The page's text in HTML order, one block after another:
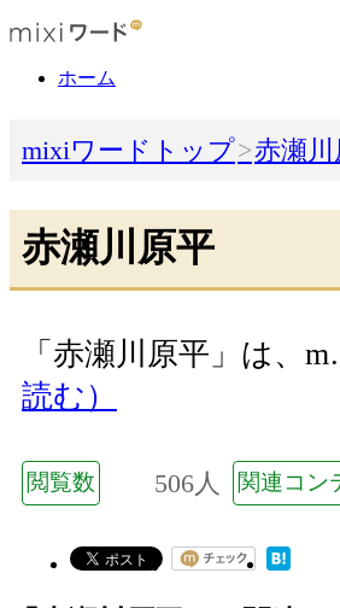
ホーム
mixiワードトップ 赤瀬川
赤瀬川原平
「赤瀬川原平」は、
読む）
閲覧数 506人 関連コン